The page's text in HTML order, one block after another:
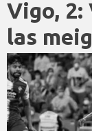
Vigo, 2:
las